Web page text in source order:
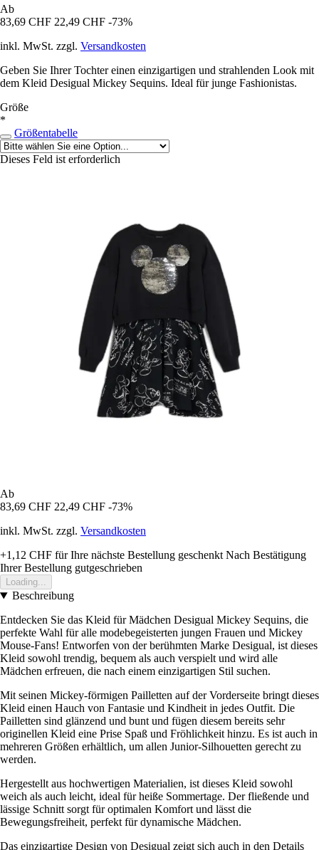
Ab
83,69 CHF 22,49 CHF -73%
inkl. MwSt. zzgl. Versandkosten
Geben Sie Ihrer Tochter einen einzigartigen und strahlenden Look mit
dem Kleid Desigual Mickey Sequins. Ideal für junge Fashionistas.
Größe
*
Größentabelle
Dieses Feld ist erforderlich
Ab
83,69 CHF 22,49 CHF -73%
inkl. MwSt. zzgl. Versandkosten
+1,12 CHF für Ihre nächste Bestellung geschenkt Nach Bestätigung
Ihrer Bestellung gutgeschrieben
Loading...
Beschreibung
Entdecken Sie das Kleid für Mädchen Desigual Mickey Sequins, die
perfekte Wahl für alle modebegeisterten jungen Frauen und Mickey
Mouse-Fans! Entworfen von der berühmten Marke Desigual, ist dieses
Kleid sowohl trendig, bequem als auch verspielt und wird alle
Mädchen erfreuen, die nach einem einzigartigen Stil suchen.
Mit seinen Mickey-förmigen Pailletten auf der Vorderseite bringt dieses
Kleid einen Hauch von Fantasie und Kindheit in jedes Outfit. Die
Pailletten sind glänzend und bunt und fügen diesem bereits sehr
originellen Kleid eine Prise Spaß und Fröhlichkeit hinzu. Es ist auch in
mehreren Größen erhältlich, um allen Junior-Silhouetten gerecht zu
werden.
Hergestellt aus hochwertigen Materialien, ist dieses Kleid sowohl
weich als auch leicht, ideal für heiße Sommertage. Der fließende und
lässige Schnitt sorgt für optimalen Komfort und lässt die
Bewegungsfreiheit, perfekt für dynamische Mädchen.
Das einzigartige Design von Desigual zeigt sich auch in den Details